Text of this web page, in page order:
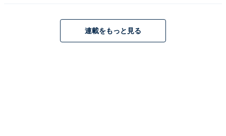
連載をもっと見る